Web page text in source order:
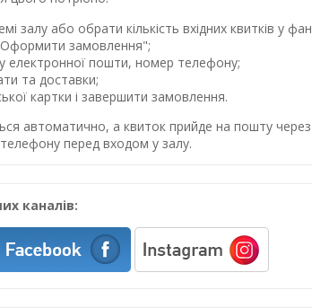
залу або обрати кількість вхідних квитків у
замовлення";
електронної пошти, номер телефону;
та доставки;
картки і завершити замовлення.
автоматично, а квиток прийде на пошту
перед входом у залу.
каналів: